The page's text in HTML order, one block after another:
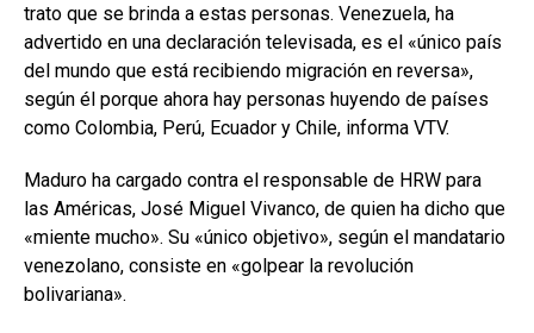
trato que se brinda a estas personas. Venezuela, ha
advertido en una declaración televisada, es el «único país
del mundo que está recibiendo migración en reversa»,
según él porque ahora hay personas huyendo de países
como Colombia, Perú, Ecuador y Chile, informa VTV.
Maduro ha cargado contra el responsable de HRW para
las Américas, José Miguel Vivanco, de quien ha dicho que
«miente mucho». Su «único objetivo», según el mandatario
venezolano, consiste en «golpear la revolución
bolivariana».